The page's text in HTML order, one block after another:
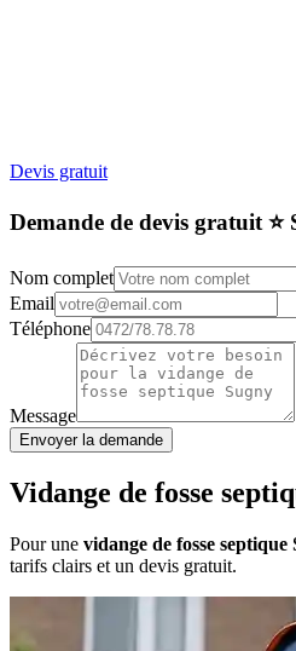
Devis gratuit
Demande de devis gratuit ⭐️
Nom complet
Email
Téléphone
Message
Envoyer la demande
Vidange de fosse
Pour une vidange de fosse septique
tarifs clairs et un devis gratuit.